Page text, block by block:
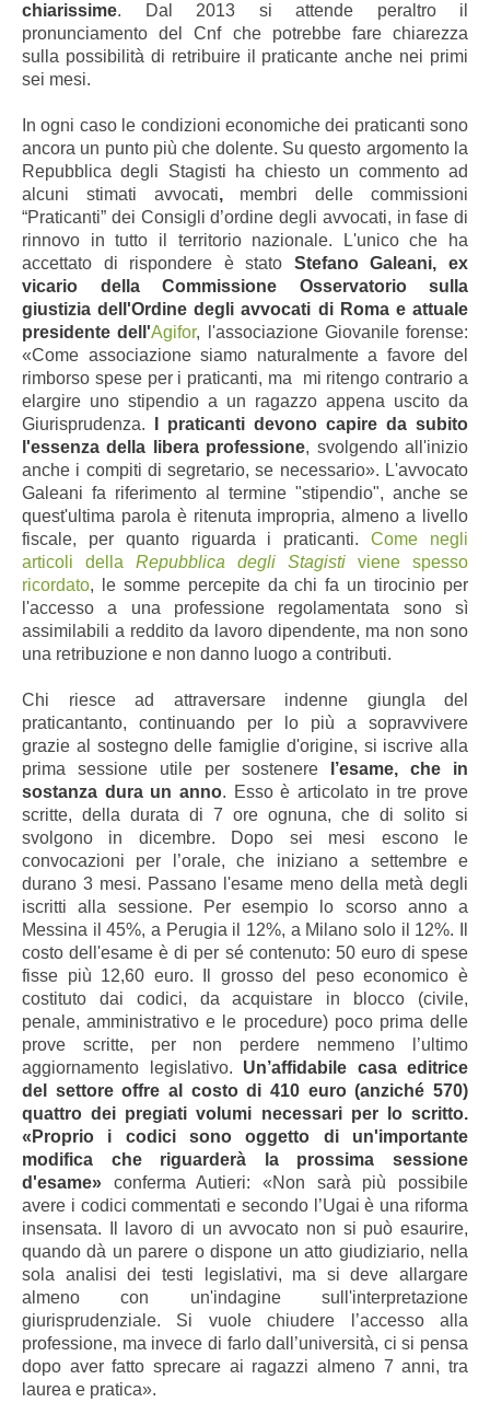
chiarissime. Dal 2013 si attende peraltro il
pronunciamento del Cnf che potrebbe fare chiarezza
sulla possibilità di retribuire il praticante anche nei primi
sei mesi.
In ogni caso le condizioni economiche dei praticanti sono
ancora un punto più che dolente. Su questo argomento la
Repubblica degli Stagisti ha chiesto un commento ad
alcuni stimati avvocati,membri delle commissioni
“Praticanti” dei Consigli d’ordine degli avvocati, in fase di
rinnovo in tutto il territorio nazionale. L'unico che ha
accettato di rispondere è stato Stefano Galeani, ex
vicario della Commissione Osservatorio sulla
giustizia dell'Ordine degli avvocati di Roma e attuale
presidente dell'Agifor, l'associazione Giovanile forense:
«Come associazione siamo naturalmente a favore del
rimborso spese per i praticanti, ma mi ritengo contrario a
elargire uno stipendio a un ragazzo appena uscito da
Giurisprudenza. I praticanti devono capire da subito
l'essenza della libera professione, svolgendo all'inizio
anche i compiti di segretario, se necessario». L'avvocato
Galeani fa riferimento al termine "stipendio", anche se
quest'ultima parola è ritenuta impropria, almeno a livello
fiscale, per quanto riguarda i praticanti.Come negli
articoli della Repubblica degli Stagisti viene spesso
ricordato, le somme percepite da chi fa un tirocinio per
l'accesso a una professione regolamentata sono sì
assimilabili a reddito da lavoro dipendente, ma non sono
una retribuzione e non danno luogo a contributi.
Chi riesce ad attraversare indenne giungla del
praticantanto, continuando per lo più a sopravvivere
grazie al sostegno delle famiglie d'origine, si iscrive alla
prima sessione utile per sostenere l’esame, che in
sostanza dura un anno. Esso è articolato in tre prove
scritte, della durata di 7 ore ognuna, che di solito si
svolgono in dicembre. Dopo sei mesi escono le
convocazioni per l’orale, che iniziano a settembre e
durano 3 mesi. Passano l'esame meno della metà degli
iscritti alla sessione. Per esempio lo scorso anno a
Messina il 45%, a Perugia il 12%, a Milano solo il 12%. Il
costo dell'esame è di per sé contenuto: 50 euro di spese
fisse più 12,60 euro. Il grosso del peso economico è
costituto dai codici, da acquistare in blocco (civile,
penale, amministrativo e le procedure) poco prima delle
prove scritte, per non perdere nemmeno l’ultimo
aggiornamento legislativo. Un’affidabile casa editrice
del settore offre al costo di 410 euro (anziché 570)
quattro dei pregiati volumi necessari per lo scritto.
«Proprio i codici sono oggetto di un'importante
modifica che riguarderà la prossima sessione
d'esame» conferma Autieri: «Non sarà più possibile
avere i codici commentati e secondo l’Ugai è una riforma
insensata. Il lavoro di un avvocato non si può esaurire,
quando dà un parere o dispone un atto giudiziario, nella
sola analisi dei testi legislativi, ma si deve allargare
almeno con un'indagine sull'interpretazione
giurisprudenziale. Si vuole chiudere l’accesso alla
professione, ma invece di farlo dall’università, ci si pensa
dopo aver fatto sprecare ai ragazzi almeno 7 anni, tra
laurea e pratica».